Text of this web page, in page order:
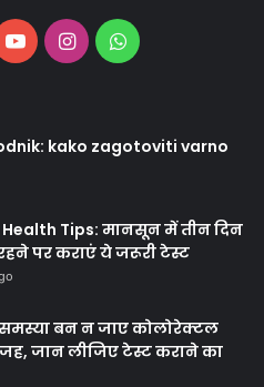
YouTubeInstagramWhatsApp
kako zagotoviti varno
Tips: मानसून में तीन दिन
पर कराएं ये जरूरी टेस्ट
बन न जाए कोलोरेक्टल
जान लीजिए टेस्ट कराने का